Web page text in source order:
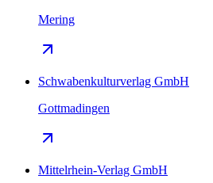
Mering
Schwabenkulturverlag GmbH
Gottmadingen
Mittelrhein-Verlag GmbH